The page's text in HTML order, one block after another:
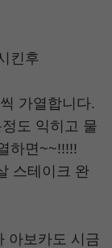
킨후
가열합니다.
도 익히고 물
하면~~!!!!!
스테이크 완
아보카도 시금